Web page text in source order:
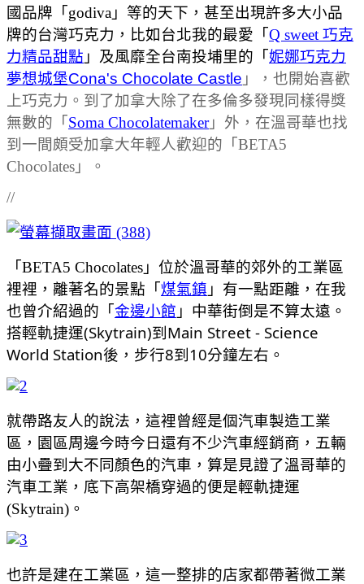
國品牌「godiva」等的天下，甚至出現許多大小品
牌的台灣巧克力，比如台北我的最愛「 Q sweet 巧克
力精品甜點 」及風靡全台南投埔里的「 妮娜巧克力
夢想城堡Cona's Chocolate Castle 」，也開始喜歡
上巧克力。到了加拿大除了在多倫多發現同樣得獎
無數的「 Soma Chocolatemaker」外，在溫哥華也找
到一間頗受加拿大年輕人歡迎的「BETA5
Chocolates」。
//
「 BETA5 Chocolates」位於溫哥華的郊外的工業區
裡裡，離著名的景點「 煤氣鎮 」有一點距離，在我
也曾介紹過的「 金邊小館 」中華街倒是不算太遠。
搭輕軌捷運(Skytrain)到Main Street - Science
World Station後，步行8到10分鐘左右。
就帶路友人的說法，這裡曾經是個汽車製造工業
區，園區周邊今時今日還有不少汽車經銷商，五輛
由小疊到大不同顏色的汽車，算是見證了溫哥華的
汽車工業，底下高架橋穿過的便是輕軌捷運
(Skytrain)。
也許是建在工業區，這一整排的店家都帶著微工業